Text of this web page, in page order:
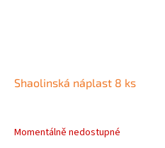
Shaolinská náplast 8 ks
Momentálně nedostupné